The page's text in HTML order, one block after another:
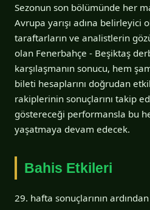
Sezonun son bölümünde her
Avrupa yarışı adına belirleyici
taraftarların ve analistlerin
olan Fenerbahçe - Beşiktaş
karşılaşmanın sonucu, hem
bileti hesaplarını doğrudan
rakiplerinin sonuçlarını takip
göstereceği performansla bu
yaşatmaya devam edecek.
Bahis Etkileri
29. hafta sonuçlarının